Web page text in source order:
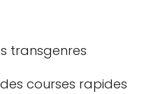
transgenres
courses rapides